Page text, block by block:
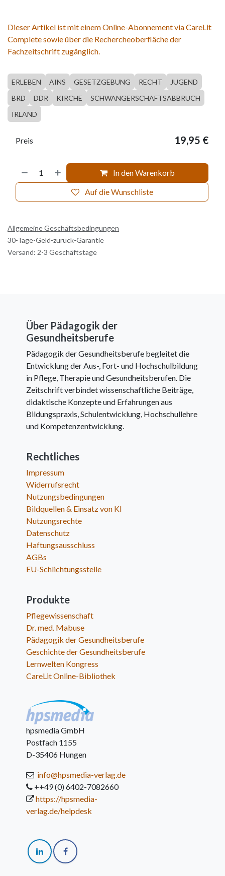
Dieser Artikel ist mit einem Online-Abonnement via CareLit
Complete sowie über die Rechercheoberfläche der
Fachzeitschrift zugänglich.
ERLEBEN AINS GESETZGEBUNG RECHT
JUGEND
BRD
DDR KIRCHE
SCHWANGERSCHAFTSABBRUCH
IRLAND
In den Warenkorb
Auf die Wunschliste
Preis 19,95 €
Allgemeine Geschäftsbedingungen
30-Tage-Geld-zurück-Garantie
Versand: 2-3 Geschäftstage
Über Pädagogik der
Gesundheitsberufe
Pädagogik der Gesundheitsberufe begleitet die
Entwicklung der Aus-, Fort- und Hochschulbildung
in Pflege, Therapie und Gesundheitsberufen. Die
Zeitschrift verbindet wissenschaftliche Beiträge,
didaktische Konzepte und Erfahrungen aus
Bildungspraxis, Schulentwicklung, Hochschullehre
und Kompetenzentwicklung.
Rechtliches
Impressum
Widerrufsrecht
Nutzungsbedingungen
Bildquellen & Einsatz von KI
Nutzungsrechte
Datenschutz
Haftungsausschluss
AGBs
EU-Schlichtungsstelle
Produkte
Pflegewissenschaft
Dr. med. Mabuse
Pädagogik der Gesundheitsberufe
Geschichte der Gesundheitsberufe
Lernwelten Kongress
CareLit Online-Bibliothek
hpsmedia GmbH
Postfach 1155
D-35406 Hungen
info@hpsmedia-verlag.de
++49 (0) 6402-7082660
https://hpsmedia-
verlag.de/helpdesk